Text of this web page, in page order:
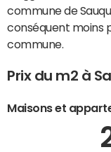
commune de
conséquent moins
commune.
Prix du m2 à
Maisons et